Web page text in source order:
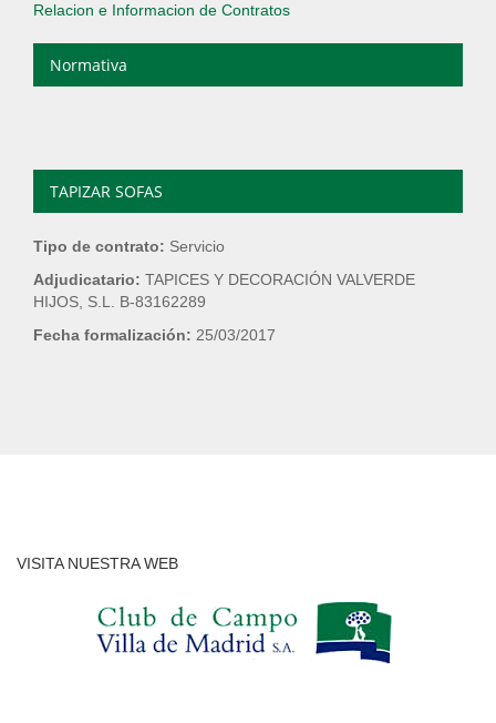
Relacion e Informacion de Contratos
Normativa
TAPIZAR SOFAS
Tipo de contrato: Servicio
Adjudicatario: TAPICES Y DECORACIÓN VALVERDE
HIJOS, S.L. B-83162289
Fecha formalización: 25/03/2017
VISITA NUESTRA WEB